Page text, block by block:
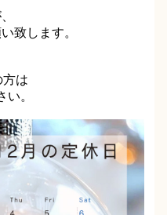
致します。
方は
。